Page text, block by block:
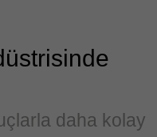
daha kolay